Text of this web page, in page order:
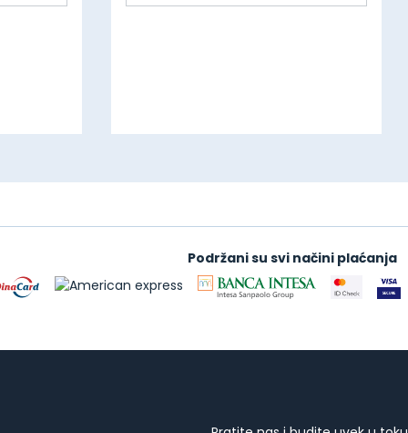
Podržani su svi načini plaćanja